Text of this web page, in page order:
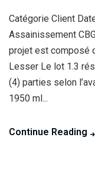
Catégorie Client
Assainissement
projet est composé
Lesser Le lot 1.3
(4) parties selon
1950 ml...
Continue Reading